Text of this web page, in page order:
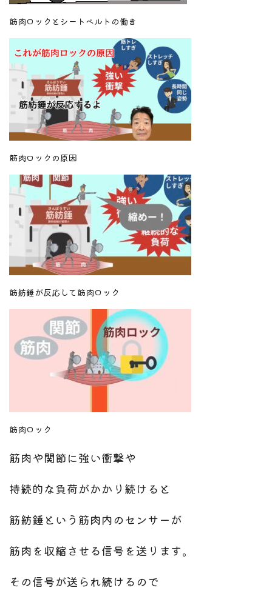
筋肉ロックとシートベルトの働き
筋肉ロックの原因
筋紡錘が反応して筋肉ロック
筋肉ロック
筋肉や関節に強い衝撃や
持続的な負荷がかかり続けると
筋紡錘という筋肉内のセンサーが
筋肉を収縮させる信号を送ります。
その信号が送られ続けるので